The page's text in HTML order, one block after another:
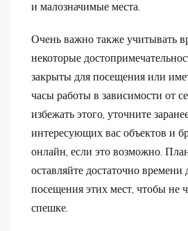
и малозначимые места.
Очень важно также учитывать
некоторые
закрыты для посещения или
часы работы в зависимости от
избежать этого, уточните
интересующих вас объектов и
онлайн, если это возможно.
оставляйте достаточно времени
посещения этих мест, чтобы не
спешке.